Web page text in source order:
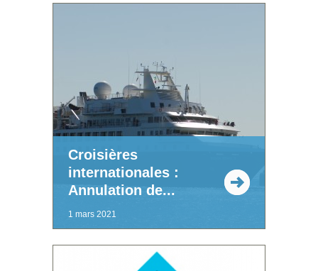
Croisières
internationales :
Annulation de...
1 mars 2021